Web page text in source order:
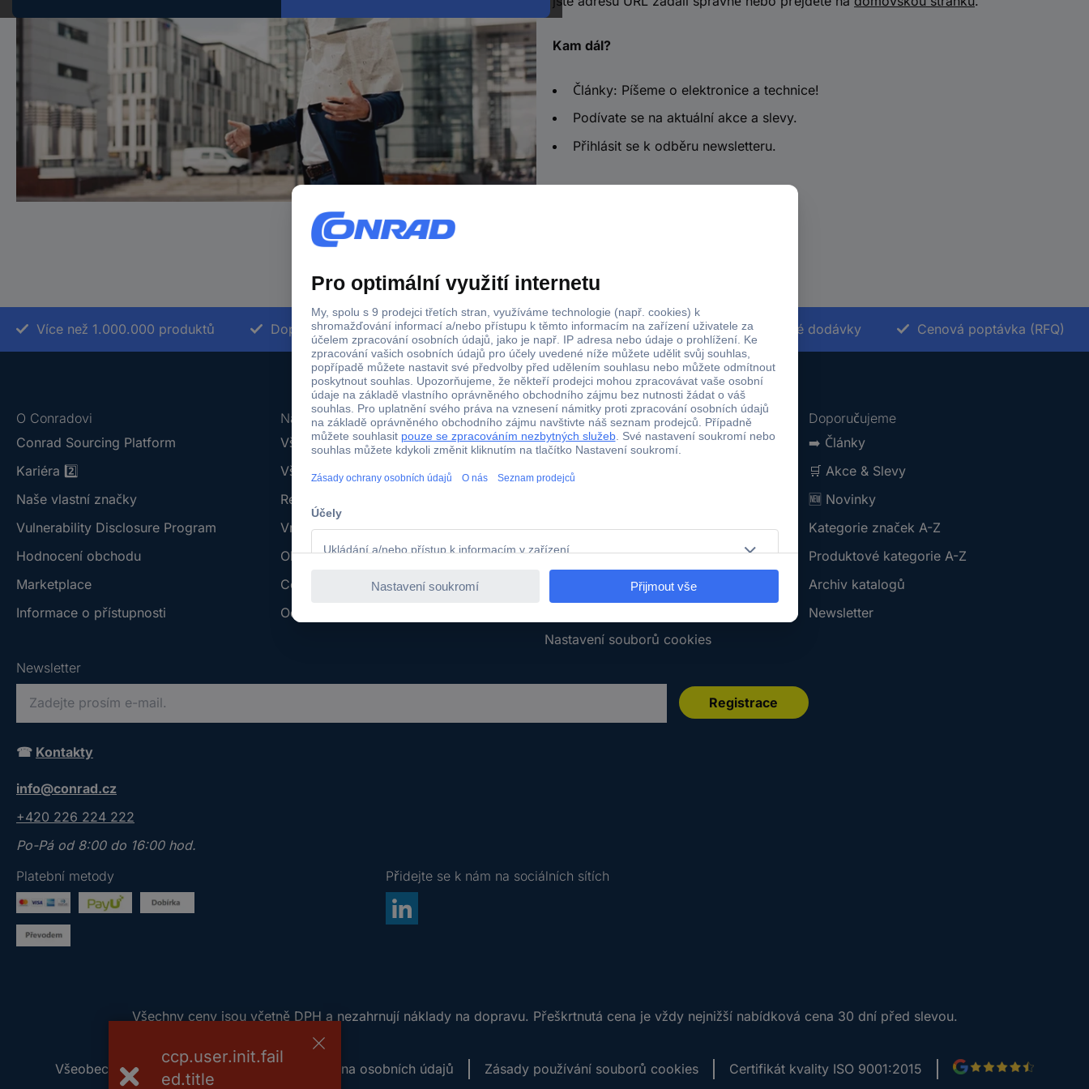
Kam dál?
Články: Píšeme o elektronice a technice!
Podívate se na aktuální akce a slevy.
Přihlásit se k odběru newsletteru.
Více než 1.000.000 produktů Doprava zdarma od 2.500 Kč s DPH Technická podpora Termínované dodávky Cenová poptávka (RFQ)
O Conradovi
Conrad Sourcing Platform
Kariéra 2️⃣
Naše vlastní značky
Vulnerability Disclosure Program
Hodnocení obchodu
Marketplace
Informace o přístupnosti
Nápověda
Vše o dopravě zboží
Vše o platbě za zboží
Reklamace zboží
Vrácení zboží
Obchodní podmínky
Centrum dokumentace
Odstoupit od smlouvy
Služby
Všechny služby
Kalibrační služba
Plakáty do škol
Poptávkový formulář
E-Procurement
Nastavení souborů cookies
Doporučujeme
➡️ Články
🛒 Akce & Slevy
🆕 Novinky
Kategorie značek A-Z
Produktové kategorie A-Z
Archiv katalogů
Newsletter
Newsletter
s
m
z
d
e
j
t
Registrace
☎ Kontakty
info@conrad.cz
+420 226 224 222
Po-Pá od 8:00 do 16:00 hod.
Platební metody
Přidejte se k nám na sociálních sítích
Všechny ceny jsou včetně DPH a nezahrnují náklady na dopravu. Přeškrtnutá cena je vždy nejnižší nabídková cena 30 dní před slevou.
Všeobecné obchodní podmínky Ochrana osobních údajů Zásady používání souborů cookies Certifikát kvality ISO 9001:2015
ccp.user.init.fail
ed.title